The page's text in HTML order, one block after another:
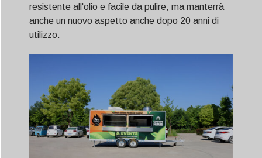
resistente all'olio e facile da pulire, ma manterrà
anche un nuovo aspetto anche dopo 20 anni di
utilizzo.